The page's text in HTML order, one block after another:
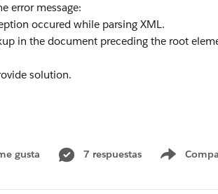
error message:
occured while parsing XML.
in the document preceding the root
solution.
gusta 7 respuestas
Show